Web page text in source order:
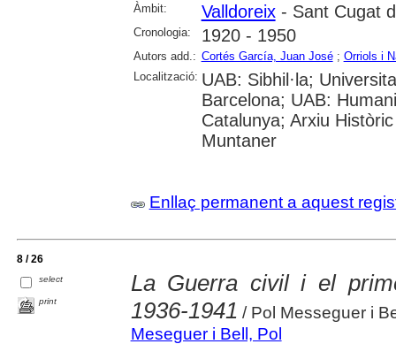
Àmbit:
Valldoreix- Sant Cugat
Cronologia: 1920 - 1950
Autors add.: Cortés García, Juan José; Orriols i
Localització: UAB: Sibhil·la;
Barcelona; UAB:
Catalunya; Arxiu
Muntaner
Enllaç permanent a aquest
8 / 26
select
print
La Guerra civil i el
1936-1941 / Pol Messeguer i
Meseguer i Bell, Pol